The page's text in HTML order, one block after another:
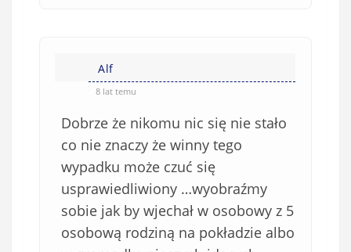
Alf
8 lat temu
Dobrze że nikomu nic się nie stało
co nie znaczy że winny tego
wypadku może czuć się
usprawiedliwiony …wyobraźmy
sobie jak by wjechał w osobowy z 5
osobową rodziną na pokładzie albo